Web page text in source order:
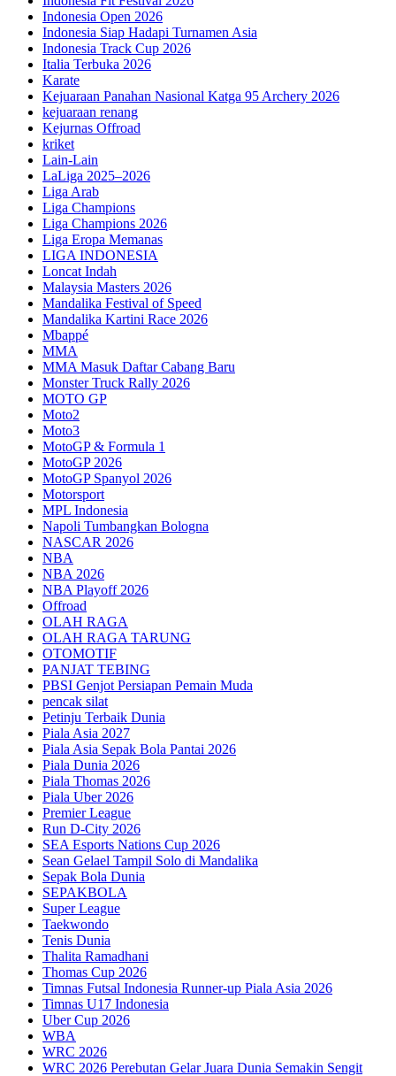
Indonesia Open 2026
Indonesia Siap Hadapi Turnamen Asia
Indonesia Track Cup 2026
Italia Terbuka 2026
Karate
Kejuaraan Panahan Nasional Katga 95 Archery 2026
kejuaraan renang
Kejurnas Offroad
kriket
Lain-Lain
LaLiga 2025–2026
Liga Arab
Liga Champions
Liga Champions 2026
Liga Eropa Memanas
LIGA INDONESIA
Loncat Indah
Malaysia Masters 2026
Mandalika Festival of Speed
Mandalika Kartini Race 2026
Mbappé
MMA
MMA Masuk Daftar Cabang Baru
Monster Truck Rally 2026
MOTO GP
Moto2
Moto3
MotoGP & Formula 1
MotoGP 2026
MotoGP Spanyol 2026
Motorsport
MPL Indonesia
Napoli Tumbangkan Bologna
NASCAR 2026
NBA
NBA 2026
NBA Playoff 2026
Offroad
OLAH RAGA
OLAH RAGA TARUNG
OTOMOTIF
PANJAT TEBING
PBSI Genjot Persiapan Pemain Muda
pencak silat
Petinju Terbaik Dunia
Piala Asia 2027
Piala Asia Sepak Bola Pantai 2026
Piala Dunia 2026
Piala Thomas 2026
Piala Uber 2026
Premier League
Run D-City 2026
SEA Esports Nations Cup 2026
Sean Gelael Tampil Solo di Mandalika
Sepak Bola Dunia
SEPAKBOLA
Super League
Taekwondo
Tenis Dunia
Thalita Ramadhani
Thomas Cup 2026
Timnas Futsal Indonesia Runner-up Piala Asia 2026
Timnas U17 Indonesia
Uber Cup 2026
WBA
WRC 2026
WRC 2026 Perebutan Gelar Juara Dunia Semakin Sengit